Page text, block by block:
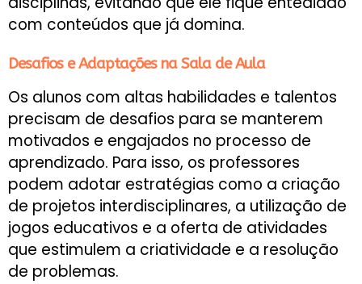
com conteúdos que já domina.
Desafios e Adaptações na Sala de Aula
Os alunos com altas habilidades e talentos
precisam de desafios para se manterem
motivados e engajados no processo de
aprendizado. Para isso, os professores
podem adotar estratégias como a criação
de projetos interdisciplinares, a utilização de
jogos educativos e a oferta de atividades
que estimulem a criatividade e a resolução
de problemas.